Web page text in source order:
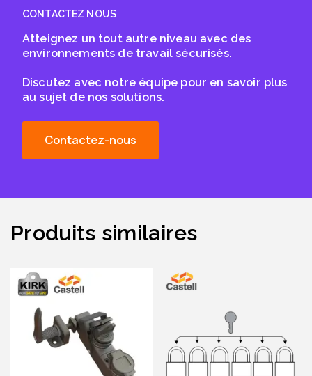
CONTACTEZ NOUS
Atteignez un tout autre niveau avec des
environnements de travail sécurisés.
Discutez avec notre équipe pour en savoir plus
au sujet de nos solutions.
Contactez-nous
Produits similaires